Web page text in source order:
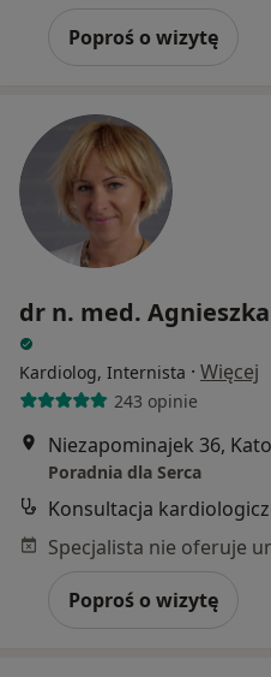
Poproś o wizytę
dr n. med.
Kardiolog, Internista · Więcej
243 opinie
Niezapominajek 36,
Poradnia dla Serca
Konsultacja
Poproś o wizytę